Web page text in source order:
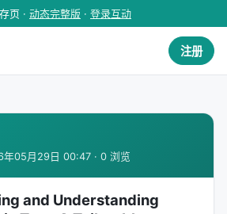
页 · 动态完整版 · 登录互动
注册
年05月29日 00:47 · 0 浏览
and Understanding